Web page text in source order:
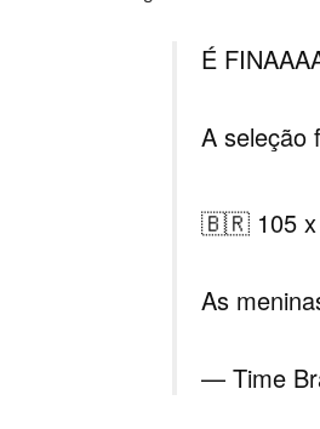
É
A seleção
🇧🇷 105
As
— Time